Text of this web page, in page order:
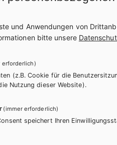
Wilde
mit dem
AHS-O
Austria
und Anwendungen von
bitte unsere
erforderlich)
(z.B. Cookie für die
Nutzung dieser Website).
(immer erforderlich)
speichert Ihren